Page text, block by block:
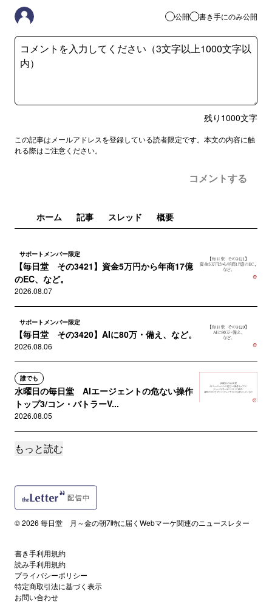
公開 書き手にのみ公開
残り 1000文字
この記事はメールアドレスを登録している読者限定です。本文の内容に触
れる際はご注意ください。
コメントする
ホーム 記事 スレッド 概要
サポートメンバー限定
【毎日堂 その3421】資金5万円から年商17億
のEC、など。
2026.08.07
サポートメンバー限定
【毎日堂 その3420】AIに80万・備え、など。
2026.08.06
誰でも
水曜日の毎日堂 AIエージェントの危ない操作
トップ3/コン・バトラーV...
2026.08.05
サポートメンバー限定
2026.08.05
#毎日堂マーケティングラジオ TAM大内さん＆
2026.08.04
サポートメンバー限定
【毎日堂 その3418】地方移住を成功させるた
もっと読む
© 2026 毎日堂 月～金の朝7時に届くWebマーケ関連のニュースレター
書き手利用規約
読み手利用規約
プライバシーポリシー
特定商取引法に基づく表示
お問い合わせ